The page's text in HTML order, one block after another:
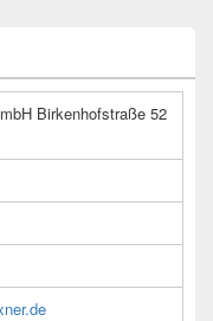
Birkenhofstraße 52